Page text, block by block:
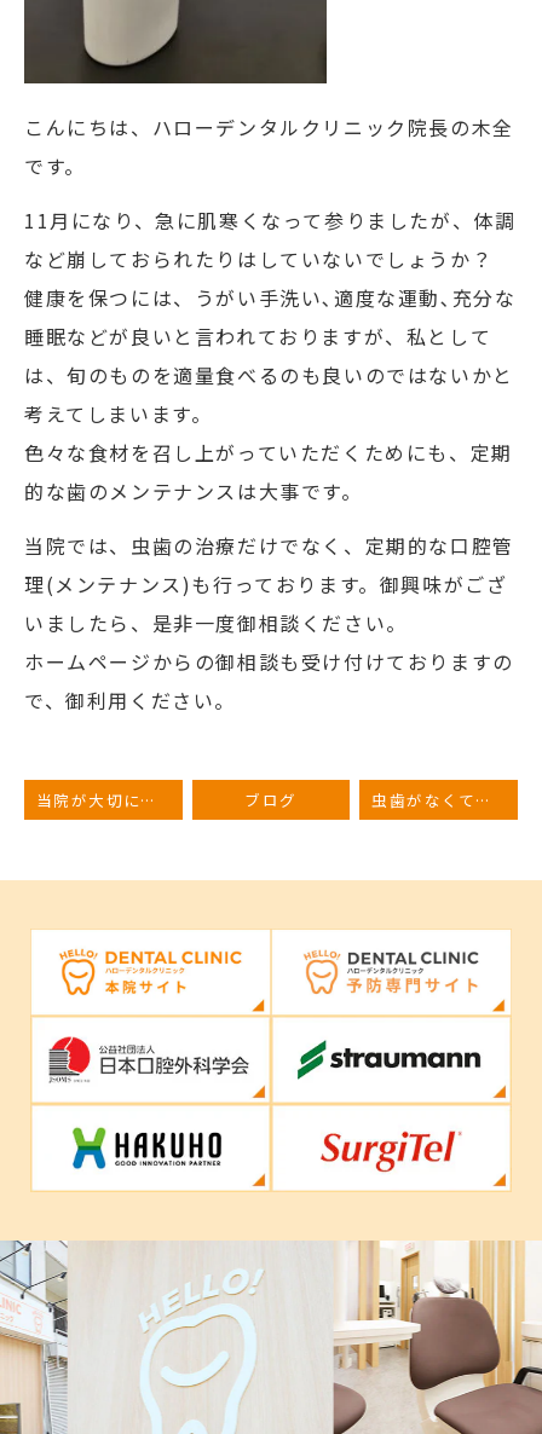
こんにちは、ハローデンタルクリニック院長の木全
です。
11月になり、急に肌寒くなって参りましたが、体調
など崩しておられたりはしていないでしょうか？
健康を保つには、うがい手洗い､適度な運動､充分な
睡眠などが良いと言われておりますが、私として
は、旬のものを適量食べるのも良いのではないかと
考えてしまいます。
色々な食材を召し上がっていただくためにも、定期
的な歯のメンテナンスは大事です。
当院では、虫歯の治療だけでなく、定期的な口腔管
理(メンテナンス)も行っております。御興味がござ
いましたら、是非一度御相談ください。
ホームページからの御相談も受け付けておりますの
で、御利用ください。
当院が大切にしていること ブログ 虫歯がなくても歯医者さんには行った方が良い？
Previous Next